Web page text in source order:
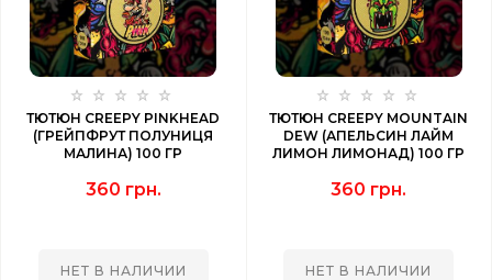
ТЮТЮН CREEPY PINKHEAD
(ГРЕЙПФРУТ ПОЛУНИЦЯ
МАЛИНА) 100 ГР
360 грн.
НЕТ В НАЛИЧИИ
ТЮТЮН CREEPY MOUNTAIN
DEW (АПЕЛЬСИН ЛАЙМ
ЛИМОН ЛИМОНАД) 100 ГР
360 грн.
НЕТ В НАЛИЧИИ